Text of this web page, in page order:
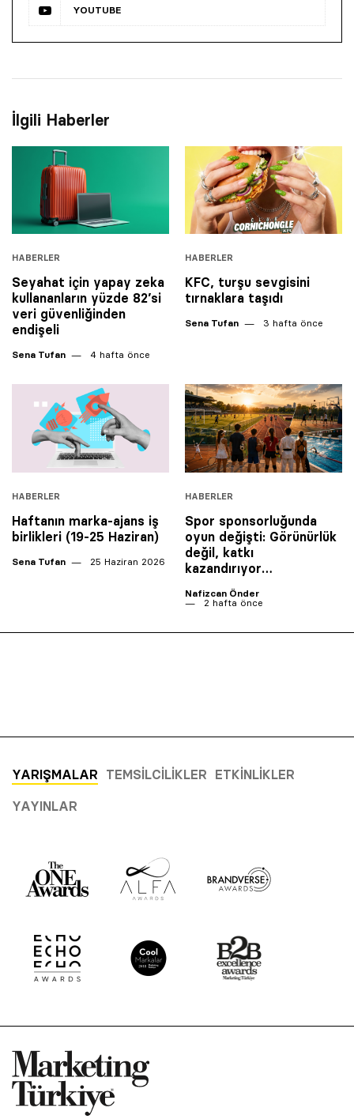
YOUTUBE
İlgili Haberler
HABERLER
Seyahat için yapay zeka
kullananların yüzde 82’si
veri güvenliğinden
endişeli
Sena Tufan 4 hafta önce
HABERLER
KFC, turşu sevgisini
tırnaklara taşıdı
Sena Tufan 3 hafta önce
HABERLER
Haftanın marka-ajans iş
birlikleri (19-25 Haziran)
Sena Tufan 25 Haziran 2026
HABERLER
Spor sponsorluğunda
oyun değişti: Görünürlük
değil, katkı
kazandırıyor…
Nafizcan Önder
2 hafta önce
YARIŞMALAR TEMSILCILIKLER ETKINLIKLER
YAYINLAR